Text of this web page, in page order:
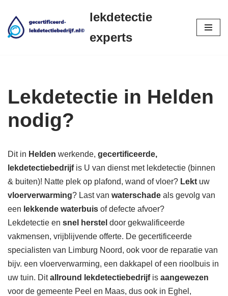
Ga
lekdetectie
experts
Lekdetectie in Helden
nodig?
Dit in Helden werkende, gecertificeerde,
lekdetectiebedrijf is U van dienst met lekdetectie (binnen
& buiten)! Natte plek op plafond, wand of vloer? Lekt uw
vloerverwarming? Last van waterschade als gevolg van
een lekkende waterbuis of defecte afvoer?
Lekdetectie en snel herstel door gekwalificeerde
vakmensen, vrijblijvende offerte. De gecertificeerde
specialisten van Limburg Noord, ook voor de reparatie van
bijv. een vloerverwarming, een dakkapel of een rioolbuis in
uw tuin. Ditallround lekdetectiebedrijfis aangewezen
voor de gemeente Peel en Maas, dus ook in Eghel,